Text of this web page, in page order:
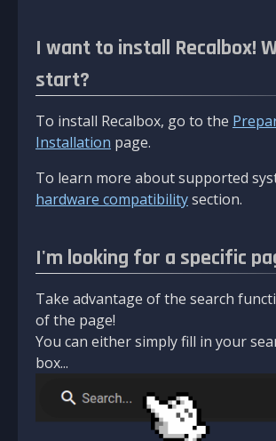
I want to install Recalbox!
start?
To install Recalbox, go to the
Installation page.
To learn more about supported
hardware compatibilitysection.
I'm looking for a specific
Take advantage of the search
of the page!
You can either simply fill in your
box...